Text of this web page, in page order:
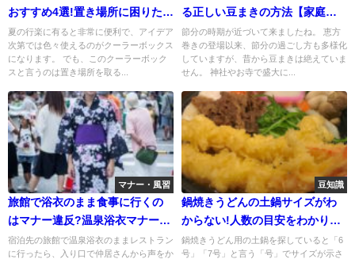
おすすめ4選!置き場所に困りたく
無い人必見!
夏の行楽に有ると非常に便利で、アイデア
次第では色々使えるのがクーラーボックス
になります。 でも、このクーラーボック
スと言うのは置き場所を取る...
る正しい豆まきの方法【家庭
編】
節分の時期が近づいて来ましたね。 恵方
巻きの登場以来、節分の過ごし方も多様化
していますが、昔から豆まきは絶えていま
せん。 神社やお寺で盛大に...
マナー・風習
旅館で浴衣のまま食事に行くの
はマナー違反?温泉浴衣マナーの
真実とは!?
宿泊先の旅館で温泉浴衣のままレストラン
に行ったら、入り口で仲居さんから声をか
豆知識
鍋焼きうどんの土鍋サイズがわ
からない!人数の目安をわかりや
すくまとめてみました!
鍋焼きうどん用の土鍋を探していると「6
号」「7号」と言う「号」でサイズが示さ